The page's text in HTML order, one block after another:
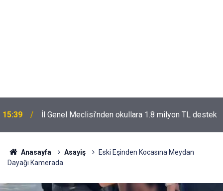
15:39 İl Genel Meclisi’nden okullara 1.8 milyon TL destek
Anasayfa Asayiş
Eski Eşinden Kocasına Meydan
Dayağı Kamerada